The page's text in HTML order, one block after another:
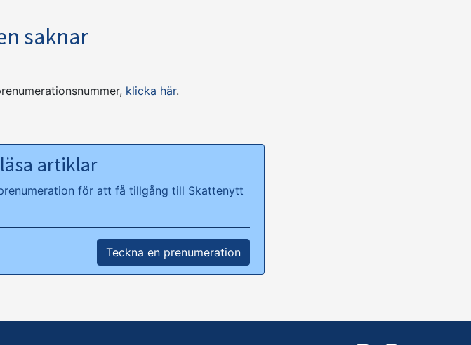
saknar
klicka här.
artiklar
för att få tillgång till Skattenytt
Teckna en prenumeration